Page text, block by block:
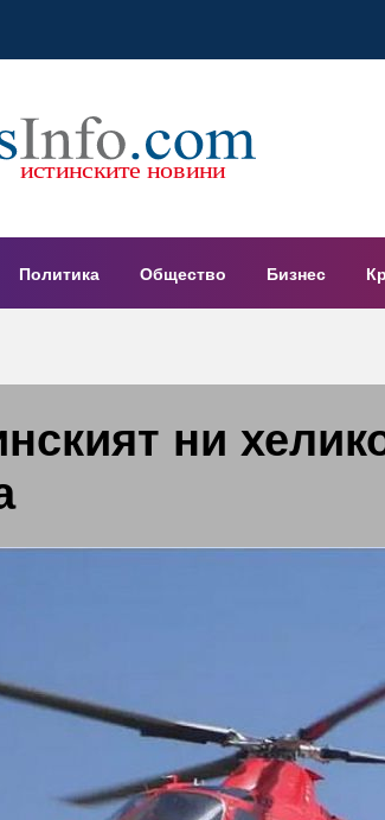
Политика Общество Бизнес
ни